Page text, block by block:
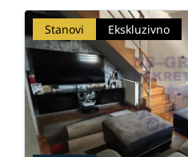
Stanovi Ekskluzivno